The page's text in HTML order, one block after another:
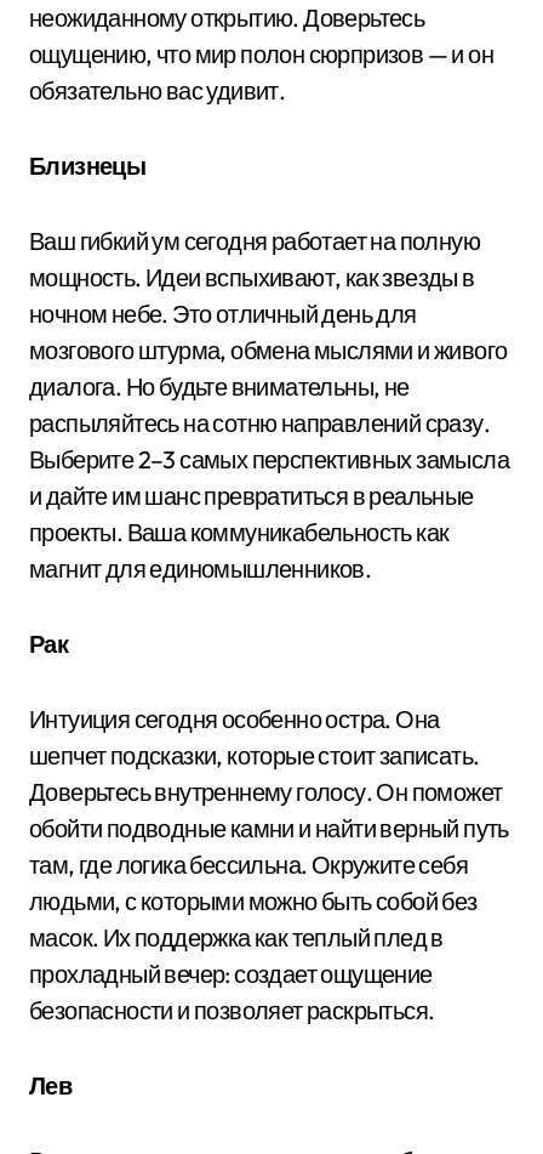
неожиданному открытию. Доверьтесь
ощущению, что мир полон сюрпризов — и он
обязательно вас удивит.
Близнецы
Ваш гибкий ум сегодня работает на полную
мощность. Идеи вспыхивают, как звезды в
ночном небе. Это отличный день для
мозгового штурма, обмена мыслями и живого
диалога. Но будьте внимательны, не
распыляйтесь на сотню направлений сразу.
Выберите 2–3 самых перспективных замысла
и дайте им шанс превратиться в реальные
проекты. Ваша коммуникабельность как
магнит для единомышленников.
Рак
Интуиция сегодня особенно остра. Она
шепчет подсказки, которые стоит записать.
Доверьтесь внутреннему голосу. Он поможет
обойти подводные камни и найти верный путь
там, где логика бессильна. Окружите себя
людьми, с которыми можно быть собой без
масок. Их поддержка как теплый плед в
прохладный вечер: создает ощущение
безопасности и позволяет раскрыться.
Лев